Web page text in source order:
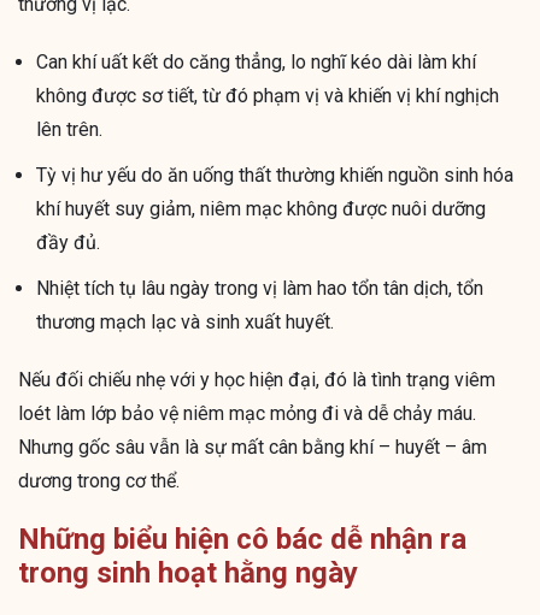
Can khí uất kết do căng thẳng, lo nghĩ kéo dài làm khí
không được sơ tiết, từ đó phạm vị và khiến vị khí nghịch
lên trên.
Tỳ vị hư yếu do ăn uống thất thường khiến nguồn sinh hóa
khí huyết suy giảm, niêm mạc không được nuôi dưỡng
đầy đủ.
Nhiệt tích tụ lâu ngày trong vị làm hao tổn tân dịch, tổn
thương mạch lạc và sinh xuất huyết.
Nếu đối chiếu nhẹ với y học hiện đại, đó là tình trạng viêm
loét làm lớp bảo vệ niêm mạc mỏng đi và dễ chảy máu.
Nhưng gốc sâu vẫn là sự mất cân bằng khí – huyết – âm
dương trong cơ thể.
Những biểu hiện cô bác dễ nhận ra
trong sinh hoạt hằng ngày